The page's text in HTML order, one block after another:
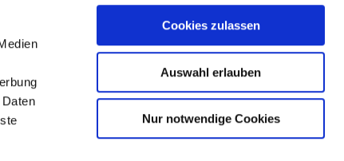
Cookies zulassen
Auswahl erlauben
Nur notwendige Cookies